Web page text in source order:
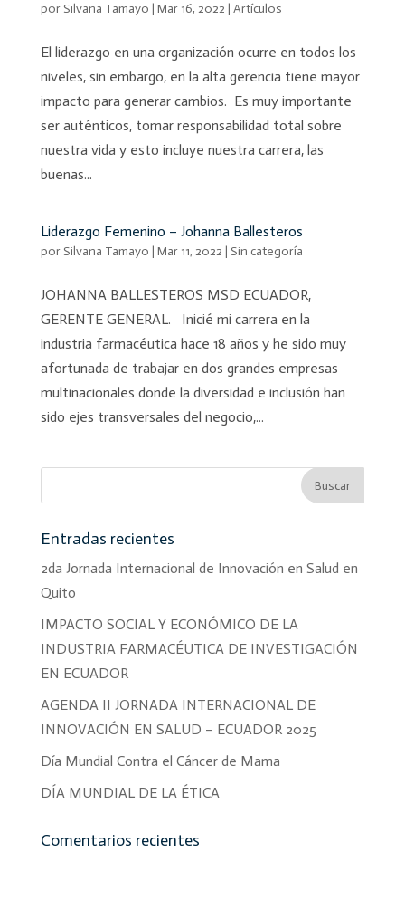
por Silvana Tamayo | Mar 16, 2022 | Artículos
El liderazgo en una organización ocurre en todos los
niveles, sin embargo, en la alta gerencia tiene mayor
impacto para generar cambios. Es muy importante
ser auténticos, tomar responsabilidad total sobre
nuestra vida y esto incluye nuestra carrera, las
buenas...
Liderazgo Femenino – Johanna Ballesteros
por Silvana Tamayo | Mar 11, 2022 | Sin categoría
JOHANNA BALLESTEROS MSD ECUADOR,
GERENTE GENERAL. Inicié mi carrera en la
industria farmacéutica hace 18 años y he sido muy
afortunada de trabajar en dos grandes empresas
multinacionales donde la diversidad e inclusión han
sido ejes transversales del negocio,...
Entradas recientes
2da Jornada Internacional de Innovación en Salud en
Quito
IMPACTO SOCIAL Y ECONÓMICO DE LA
INDUSTRIA FARMACÉUTICA DE INVESTIGACIÓN
EN ECUADOR
AGENDA II JORNADA INTERNACIONAL DE
INNOVACIÓN EN SALUD – ECUADOR 2025
Día Mundial Contra el Cáncer de Mama
DÍA MUNDIAL DE LA ÉTICA
Comentarios recientes